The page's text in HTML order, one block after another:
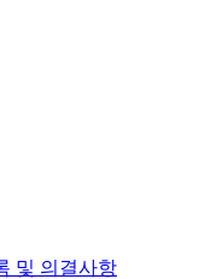
및 의결사항